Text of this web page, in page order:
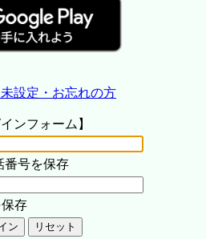
設定・お忘れの方
インフォーム】
番号を保存
存